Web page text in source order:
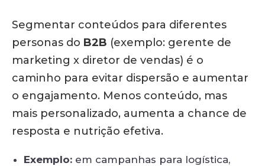
Segmentar conteúdos para diferentes
personas do B2B (exemplo: gerente de
marketing x diretor de vendas) é o
caminho para evitar dispersão e aumentar
o engajamento. Menos conteúdo, mas
mais personalizado, aumenta a chance de
resposta e nutrição efetiva.
Exemplo: em campanhas para logística,